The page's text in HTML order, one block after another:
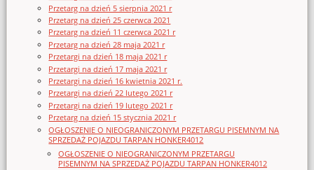
Przetarg na dzień 5 sierpnia 2021 r
Przetarg na dzień 25 czerwca 2021
Przetarg na dzień 11 czerwca 2021 r
Przetarg na dzień 28 maja 2021 r
Przetargi na dzień 18 maja 2021 r
Przetargi na dzień 17 maja 2021 r
Przetargi na dzień 16 kwietnia 2021 r.
Przetargi na dzień 22 lutego 2021 r
Przetargi na dzień 19 lutego 2021 r
Przetarg na dzień 15 stycznia 2021 r
OGŁOSZENIE O NIEOGRANICZONYM PRZETARGU PISEMNYM NA
SPRZEDAŻ POJAZDU TARPAN HONKER4012
OGŁOSZENIE O NIEOGRANICZONYM PRZETARGU
PISEMNYM NA SPRZEDAŻ POJAZDU TARPAN HONKER4012